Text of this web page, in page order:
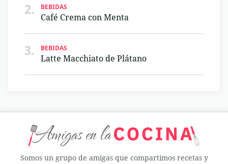
2. BEBIDAS
Café Crema con Menta
3. BEBIDAS
Latte Macchiato de Plátano
Somos un grupo de amigas que compartimos recetas y